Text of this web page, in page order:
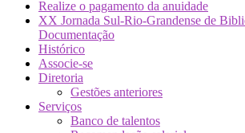
Realize o pagamento da anuidade
XX Jornada Sul-Rio-Grandense de
Documentação
Histórico
Associe-se
Diretoria
Gestões anteriores
Serviços
Banco de talentos